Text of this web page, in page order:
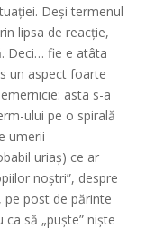
Deși termenul
lipsa de reacție,
Deci… fie e atâta
un aspect foarte
asta s-a
ului pe o spirală
umerii
uriaș) ce ar
noștri”, despre
pe post de părinte
să „puște” niște